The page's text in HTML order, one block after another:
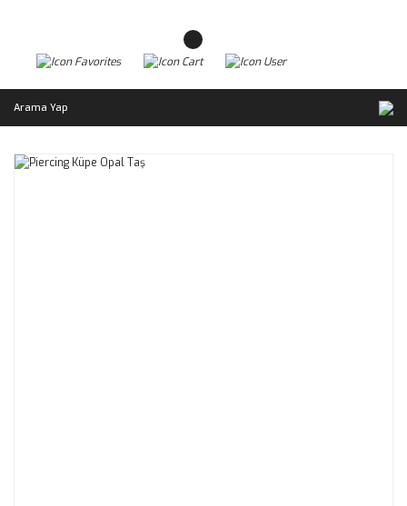
Arama Yap